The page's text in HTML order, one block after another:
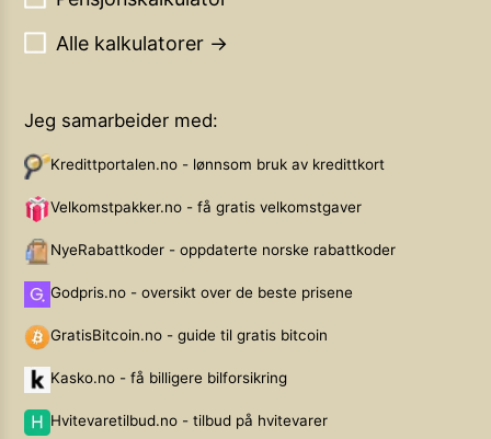
Alle kalkulatorer →
Jeg samarbeider med:
Kredittportalen.no - lønnsom bruk av kredittkort
Velkomstpakker.no - få gratis velkomstgaver
NyeRabattkoder - oppdaterte norske rabattkoder
Godpris.no - oversikt over de beste prisene
GratisBitcoin.no - guide til gratis bitcoin
Kasko.no - få billigere bilforsikring
Hvitevaretilbud.no - tilbud på hvitevarer